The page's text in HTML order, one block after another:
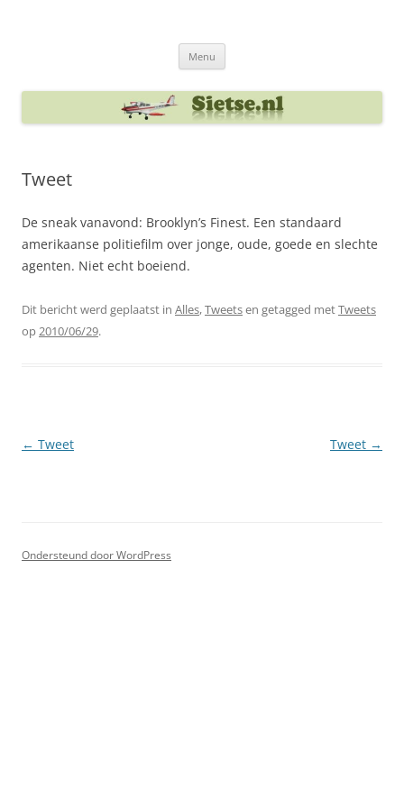
Menu
Tweet
De sneak vanavond: Brooklyn’s Finest. Een standaard
amerikaanse politiefilm over jonge, oude, goede en slechte
agenten. Niet echt boeiend.
Dit bericht werd geplaatst in Alles,Tweetsen getagged metTweets
op2010/06/29.
Berichtnavigatie
← Tweet Tweet →
Ondersteund door WordPress